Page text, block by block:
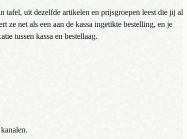
tafel, uit dezelfde artikelen en prijsgroepen leest die jij al
net als een aan de kassa ingetikte bestelling, en je
tussen kassa en bestellaag.